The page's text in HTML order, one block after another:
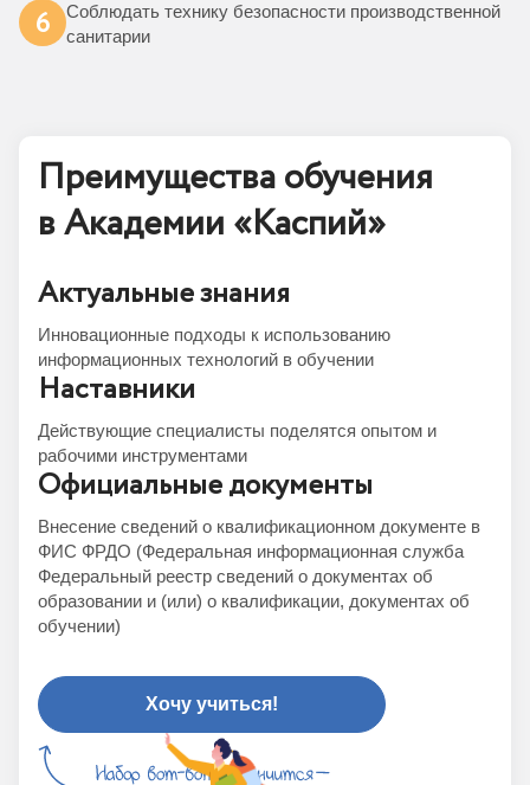
6
Соблюдать технику безопасности производственной
санитарии
Преимущества обучения
в Академии «Каспий»
Актуальные знания
Инновационные подходы к использованию
информационных технологий в обучении
Наставники
Действующие специалисты поделятся опытом и
рабочими инструментами
Официальные документы
Внесение сведений о квалификационном документе в
ФИС ФРДО (Федеральная информационная служба
Федеральный реестр сведений о документах об
образовании и (или) о квалификации, документах об
обучении)
Хочу учиться!